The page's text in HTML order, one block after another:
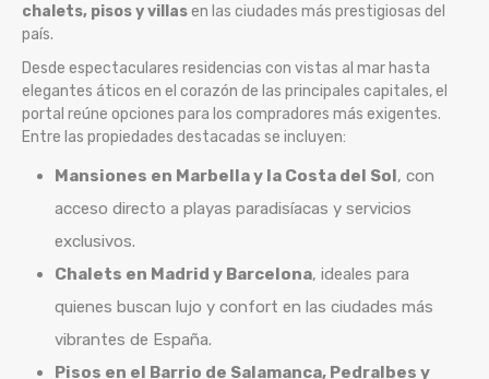
chalets, pisos y villasen las ciudades más prestigiosas del
país.
Desde espectaculares residencias con vistas al mar hasta
elegantes áticos en el corazón de las principales capitales, el
portal reúne opciones para los compradores más exigentes.
Entre las propiedades destacadas se incluyen:
Mansiones en Marbella y la Costa del Sol, con
acceso directo a playas paradisíacas y servicios
exclusivos.
Chalets en Madrid y Barcelona, ideales para
quienes buscan lujo y confort en las ciudades más
vibrantes de España.
Pisos en el Barrio de Salamanca, Pedralbes y